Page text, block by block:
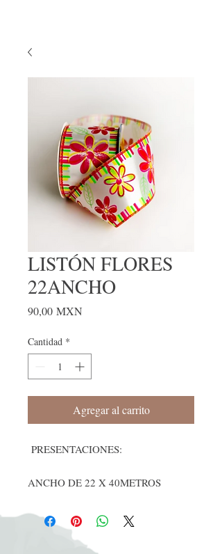
LISTÓN FLORES
22ANCHO
90,00 MXN
Cantidad *
Agregar al carrito
PRESENTACIONES:
ANCHO DE 22 X 40METROS